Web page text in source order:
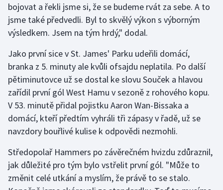
Jezdectví
Judo
Krasobruslení
Lezení
Lyže a snowboard
Moderní pětiboj
Motorsport
Olympijské hry
bojovat a řekli jsme si, že se budeme rvát za sebe. A to
jsme také předvedli. Byl to skvělý výkon s výborným
výsledkem. Jsem na tým hrdý," dodal.
Jako první sice v St. James' Parku udeřili domácí,
branka z 5. minuty ale kvůli ofsajdu neplatila. Po další
pětiminutovce už se dostal ke slovu Souček a hlavou
zařídil první gól West Hamu v sezoně z rohového kopu.
V 53. minutě přidal pojistku Aaron Wan-Bissaka a
domácí, kteří předtím vyhráli tři zápasy v řadě, už se
navzdory bouřlivé kulise k odpovědi nezmohli.
Středopolař Hammers po závěrečném hvizdu zdůraznil,
jak důležité pro tým bylo vstřelit první gól. "Může to
změnit celé utkání a myslím, že právě to se stalo.